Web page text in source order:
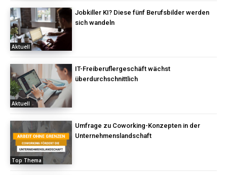
Aktuell
Jobkiller KI? Diese fünf Berufsbilder werden
sich wandeln
Aktuell
IT-Freiberuflergeschäft wächst
überdurchschnittlich
Top Thema
Umfrage zu Coworking-Konzepten in der
Unternehmenslandschaft